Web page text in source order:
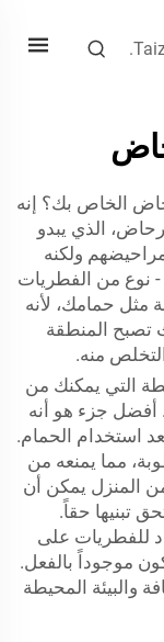
الخاص بك؟ إنه
الذي يبدو
ولكنه
نوع من الفطريات
مثل حمامك، لأنه
تصبح المنطقة
منه.
التي يمكنك من
أفضل جزء هو أنه
استخدام الحمام.
مما يمنعه من
المنزل يمكن أن
تبنيها حقاً.
للفطريات على
موجوداً بالفعل.
والبيئة المحيطة